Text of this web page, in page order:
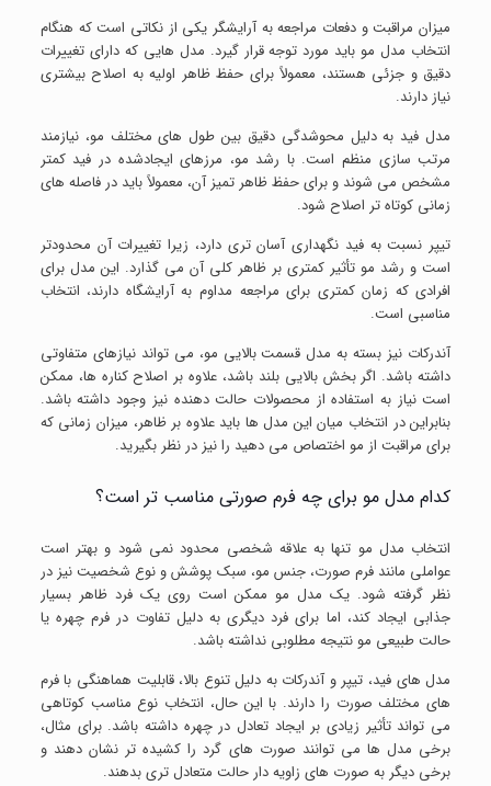
میزان مراقبت و دفعات مراجعه به آرایشگر یکی از نکاتی است که هنگام
انتخاب مدل مو باید مورد توجه قرار گیرد. مدل هایی که دارای تغییرات
دقیق و جزئی هستند، معمولاً برای حفظ ظاهر اولیه به اصلاح بیشتری
نیاز دارند.
مدل فید به دلیل محوشدگی دقیق بین طول های مختلف مو، نیازمند
مرتب سازی منظم است. با رشد مو، مرزهای ایجادشده در فید کمتر
مشخص می شوند و برای حفظ ظاهر تمیز آن، معمولاً باید در فاصله های
زمانی کوتاه تر اصلاح شود.
تیپر نسبت به فید نگهداری آسان تری دارد، زیرا تغییرات آن محدودتر
است و رشد مو تأثیر کمتری بر ظاهر کلی آن می گذارد. این مدل برای
افرادی که زمان کمتری برای مراجعه مداوم به آرایشگاه دارند، انتخاب
مناسبی است.
آندرکات نیز بسته به مدل قسمت بالایی مو، می تواند نیازهای متفاوتی
داشته باشد. اگر بخش بالایی بلند باشد، علاوه بر اصلاح کناره ها، ممکن
است نیاز به استفاده از محصولات حالت دهنده نیز وجود داشته باشد.
بنابراین در انتخاب میان این مدل ها باید علاوه بر ظاهر، میزان زمانی که
برای مراقبت از مو اختصاص می دهید را نیز در نظر بگیرید.
کدام مدل مو برای چه فرم صورتی مناسب تر است؟
انتخاب مدل مو تنها به علاقه شخصی محدود نمی شود و بهتر است
عواملی مانند فرم صورت، جنس مو، سبک پوشش و نوع شخصیت نیز در
نظر گرفته شود. یک مدل مو ممکن است روی یک فرد ظاهر بسیار
جذابی ایجاد کند، اما برای فرد دیگری به دلیل تفاوت در فرم چهره یا
حالت طبیعی مو نتیجه مطلوبی نداشته باشد.
مدل های فید، تیپر و آندرکات به دلیل تنوع بالا، قابلیت هماهنگی با فرم
های مختلف صورت را دارند. با این حال، انتخاب نوع مناسب کوتاهی
می تواند تأثیر زیادی بر ایجاد تعادل در چهره داشته باشد. برای مثال،
برخی مدل ها می توانند صورت های گرد را کشیده تر نشان دهند و
برخی دیگر به صورت های زاویه دار حالت متعادل تری بدهند.